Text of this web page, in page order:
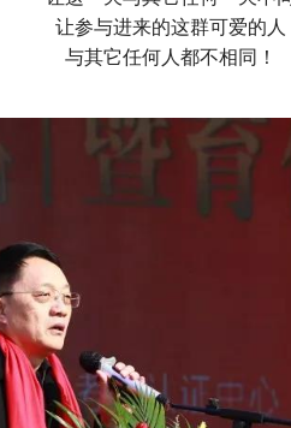
让参与进来的这群可爱的人
与其它任何人都不相同！